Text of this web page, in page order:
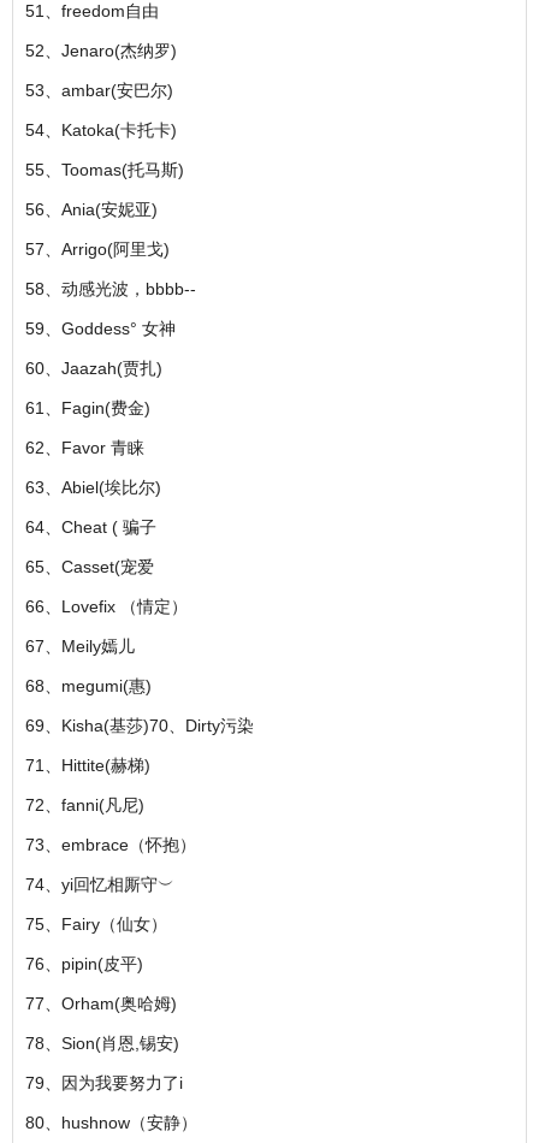
51、freedom自由
52、Jenaro(杰纳罗)
53、ambar(安巴尔)
54、Katoka(卡托卡)
55、Toomas(托马斯)
56、Ania(安妮亚)
57、Arrigo(阿里戈)
58、动感光波，bbbb--
59、Goddess° 女神
60、Jaazah(贾扎)
61、Fagin(费金)
62、Favor 青睐
63、Abiel(埃比尔)
64、Cheat ( 骗子
65、Casset(宠爱
66、Lovefix （情定）
67、Meily嫣儿
68、megumi(惠)
69、Kisha(基莎)70、Dirty污染
71、Hittite(赫梯)
72、fanni(凡尼)
73、embrace（怀抱）
74、yi回忆相厮守︶
75、Fairy（仙女）
76、pipin(皮平)
77、Orham(奥哈姆)
78、Sion(肖恩,锡安)
79、因为我要努力了i
80、hushnow（安静）